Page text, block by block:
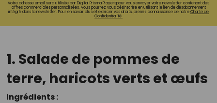
Votre adresse email sera utilisée par Digital Prisma Playerspour vous envoyer votre newsletter contenant des
offres commerciales personnalisées. Vous pourrez vous désinscrire en utilisant le lien de désabonnement
intégré dans la newsletter. Pour en savoir plus et exercer vos droits, prenez connaissance de notreCharte de
Confidentialité.
1. Salade de pommes de
terre, haricots verts et œufs
Ingrédients :